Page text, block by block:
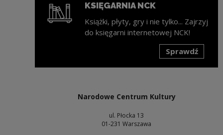
KSIĘGARNIA NCK
Książki, płyty, gry i nie tylko... Zajrzyj
do księgarni internetowej NCK!
Sprawdź
Narodowe Centrum Kultury
ul. Płocka 13
01-231 Warszawa